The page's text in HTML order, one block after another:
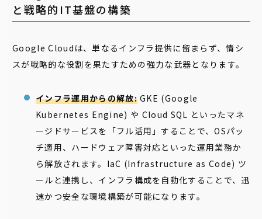
と戦略的IT基盤の構築
Google Cloudは、単なるインフラ提供に留まらず、情シ
スが戦略的な役割を果たすための強力な武器となります。
インフラ運用からの解放:GKE (Google
Kubernetes Engine) や Cloud SQL といったマネ
ージドサービスを「フル活用」することで、OSパッ
チ適用、ハードウェア障害対応といった運用業務か
ら解放されます。IaC (Infrastructure as Code) ツ
ールと連携し、インフラ構成を自動化することで、迅
速かつ安全な環境構築が可能になります。